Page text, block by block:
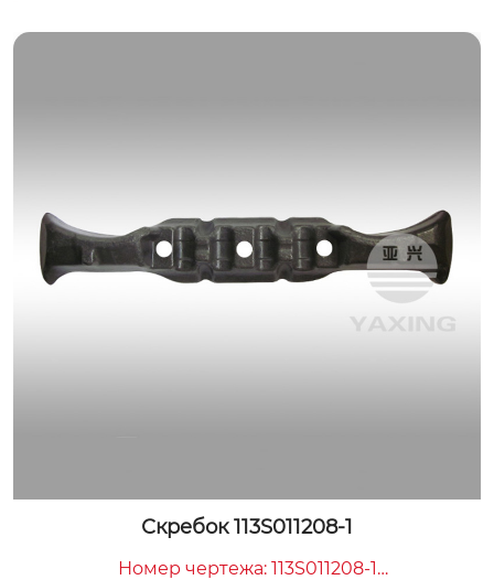
E-образный болт 3TY-
Номер детали: 3TY-06